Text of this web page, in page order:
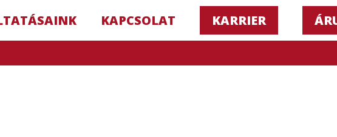
KAPCSOLAT KARRIER